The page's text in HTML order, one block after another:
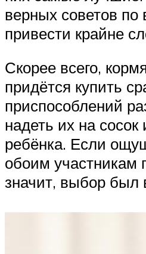
верных советов по
привести крайне
Скорее всего,
придётся купить
приспособлений
надеть их на сосок
ребёнка. Если
обоим участникам
значит, выбор был